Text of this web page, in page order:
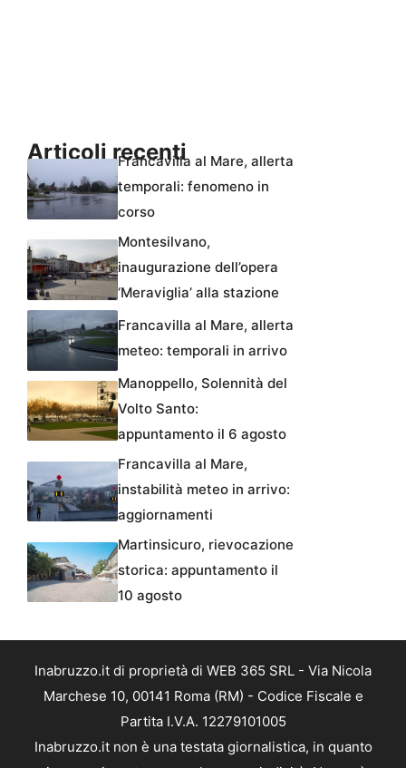
Articoli recentiFrancavilla al Mare, allerta
temporali: fenomeno in
corso
Montesilvano,
inaugurazione dell’opera
‘Meraviglia’ alla stazione
Francavilla al Mare, allerta
meteo: temporali in arrivo
Manoppello, Solennità del
Volto Santo:
appuntamento il 6 agosto
Francavilla al Mare,
instabilità meteo in arrivo:
aggiornamenti
Martinsicuro, rievocazione
storica: appuntamento il
10 agosto
Inabruzzo.it di proprietà di WEB 365 SRL - Via Nicola
Marchese 10, 00141 Roma (RM) - Codice Fiscale e
Partita I.V.A. 12279101005
Inabruzzo.it non è una testata giornalistica, in quanto